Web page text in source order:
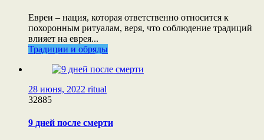
Евреи – нация, которая ответственно относится к
похоронным ритуалам, веря, что соблюдение традиций
влияет на еврея...
Традиции и обряды
28 июня, 2022 ritual
32885
9 дней после смерти